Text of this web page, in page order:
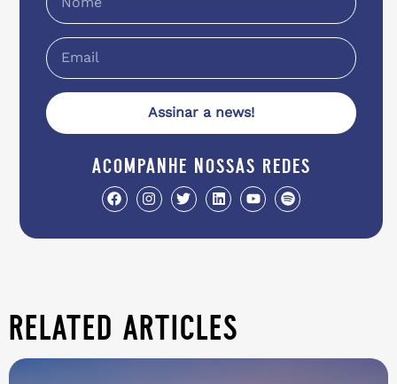
Assinar a news!
acompanhe nossas redes
related articles